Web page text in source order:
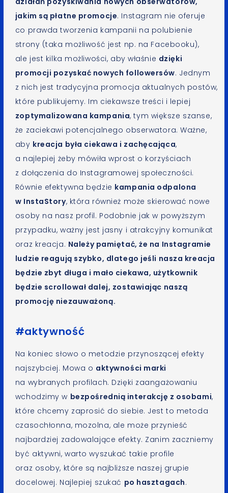
jakim są płatne promocje. Instagram nie oferuje
co prawda tworzenia kampanii na polubienie
strony (taka możliwość jest np. na Facebooku),
ale jest kilka możliwości, aby właśnie dzięki
promocji pozyskać nowych followersów. Jednym
z nich jest tradycyjna promocja aktualnych postów,
które publikujemy. Im ciekawsze treści i lepiej
zoptymalizowana kampania, tym większe szanse,
że zaciekawi potencjalnego obserwatora. Ważne,
aby kreacja była ciekawa i zachęcająca,
a najlepiej żeby mówiła wprost o korzyściach
z dołączenia do Instagramowej społeczności.
Równie efektywna będzie kampania odpalona
w InstaStory, która również może skierować nowe
osoby na nasz profil. Podobnie jak w powyższym
przypadku, ważny jest jasny i atrakcyjny komunikat
oraz kreacja. Należy pamiętać, że na Instagramie
ludzie reagują szybko, dlatego jeśli nasza kreacja
będzie zbyt długa i mało ciekawa, użytkownik
będzie scrollował dalej, zostawiając naszą
promocję niezauważoną.
#aktywność
Na koniec słowo o metodzie przynoszącej efekty
najszybciej. Mowa o aktywności marki
na wybranych profilach. Dzięki zaangażowaniu
wchodzimy w bezpośrednią interakcję z osobami,
które chcemy zaprosić do siebie. Jest to metoda
czasochłonna, mozolna, ale może przynieść
najbardziej zadowalające efekty. Zanim zaczniemy
być aktywni, warto wyszukać takie profile
oraz osoby, które są najbliższe naszej grupie
docelowej. Najlepiej szukać po hasztagach.